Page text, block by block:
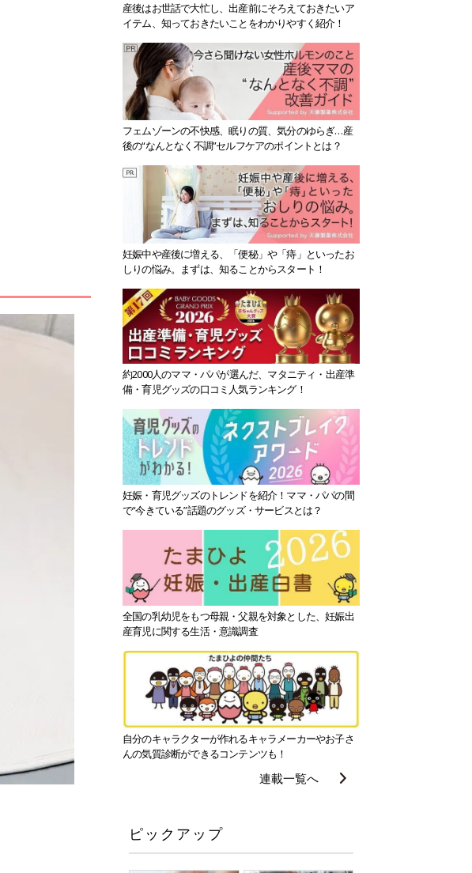
産後はお世話で大忙し、出産前にそろえておきたいア
イテム、知っておきたいことをわかりやすく紹介！
フェムゾーンの不快感、眠りの質、気分のゆらぎ…産
後の“なんとなく不調”セルフケアのポイントとは？
妊娠中や産後に増える、「便秘」や「痔」といったお
しりの悩み。まずは、知ることからスタート！
約2000人のママ・パパが選んだ、マタニティ・出産準
備・育児グッズの口コミ人気ランキング！
妊娠・育児グッズのトレンドを紹介！ママ・パパの間
で“今きている”話題のグッズ・サービスとは？
全国の乳幼児をもつ母親・父親を対象とした、妊娠出
産育児に関する生活・意識調査
自分のキャラクターが作れるキャラメーカーやお子さ
んの気質診断ができるコンテンツも！
連載一覧へ
ピックアップ